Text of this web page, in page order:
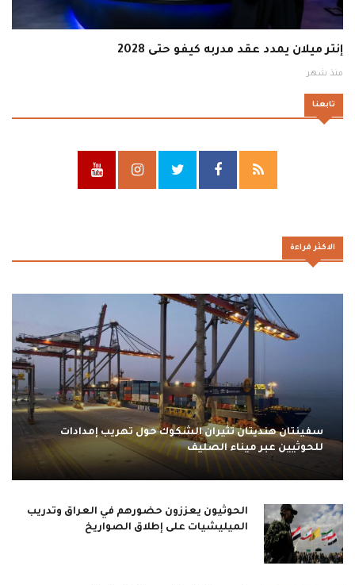
إنتر ميلان يمدد عقد مدربه كيفو حتى 2028
منذ شهر
تابعنا
الاكثر قراءة
سفينتان هنديتان تثيران الشكوك حول تهريب إمدادات
للحوثيين عبر ميناء الصليف
الحوثيون يعززون حضورهم في العراق وتدريب
الميليشيات على إطلاق الصواريخ